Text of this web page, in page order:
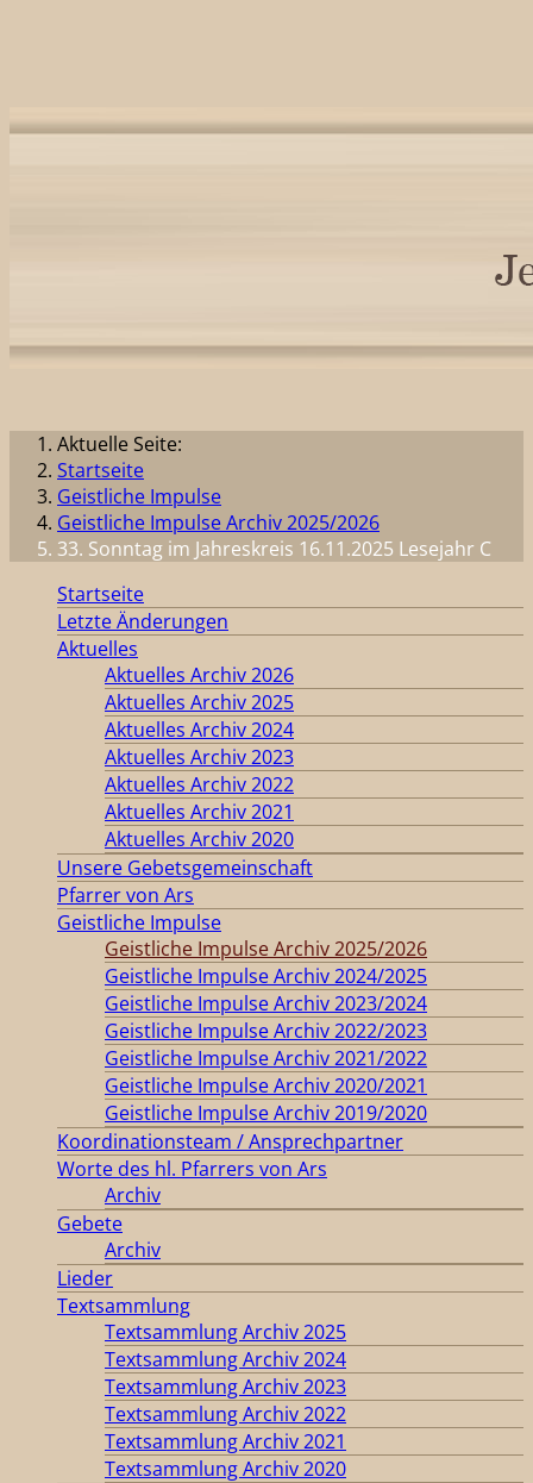
Aktuelle Seite:
Startseite
Geistliche Impulse
Geistliche Impulse Archiv 2025/2026
33. Sonntag im Jahreskreis 16.11.2025 Lesejahr C
Startseite
Letzte Änderungen
Aktuelles
Aktuelles Archiv 2026
Aktuelles Archiv 2025
Aktuelles Archiv 2024
Aktuelles Archiv 2023
Aktuelles Archiv 2022
Aktuelles Archiv 2021
Aktuelles Archiv 2020
Unsere Gebetsgemeinschaft
Pfarrer von Ars
Geistliche Impulse
Geistliche Impulse Archiv 2025/2026
Geistliche Impulse Archiv 2024/2025
Geistliche Impulse Archiv 2023/2024
Geistliche Impulse Archiv 2022/2023
Geistliche Impulse Archiv 2021/2022
Geistliche Impulse Archiv 2020/2021
Geistliche Impulse Archiv 2019/2020
Koordinationsteam / Ansprechpartner
Worte des hl. Pfarrers von Ars
Archiv
Gebete
Archiv
Lieder
Textsammlung
Textsammlung Archiv 2025
Textsammlung Archiv 2024
Textsammlung Archiv 2023
Textsammlung Archiv 2022
Textsammlung Archiv 2021
Textsammlung Archiv 2020